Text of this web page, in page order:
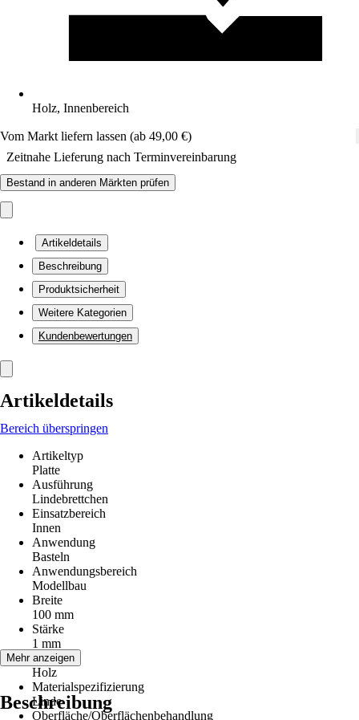
Holz, Innenbereich
Vom Markt liefern lassen (ab 49,00 €)
Zeitnahe Lieferung nach Terminvereinbarung
Bestand in anderen Märkten prüfen
Artikeldetails
Beschreibung
Produktsicherheit
Weitere Kategorien
Kundenbewertungen
Artikeldetails
Bereich überspringen
Artikeltyp
Platte
Ausführung
Lindebrettchen
Einsatzbereich
Innen
Anwendung
Basteln
Anwendungsbereich
Modellbau
Breite
100 mm
Stärke
1 mm
Material
Holz
Materialspezifizierung
Linde
Oberfläche/Oberflächenbehandlung
Mehr anzeigen
Beschreibung